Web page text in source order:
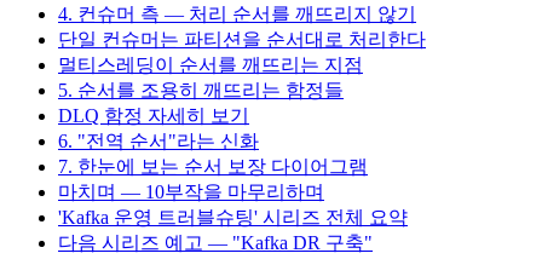
4. 컨슈머 측 — 처리 순서를 깨뜨리지 않기
단일 컨슈머는 파티션을 순서대로 처리한다
멀티스레딩이 순서를 깨뜨리는 지점
5. 순서를 조용히 깨뜨리는 함정들
DLQ 함정 자세히 보기
6. "전역 순서"라는 신화
7. 한눈에 보는 순서 보장 다이어그램
마치며 — 10부작을 마무리하며
'Kafka 운영 트러블슈팅' 시리즈 전체 요약
다음 시리즈 예고 — "Kafka DR 구축"